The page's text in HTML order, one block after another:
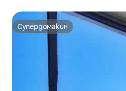
Супердомакин
Супердомакин